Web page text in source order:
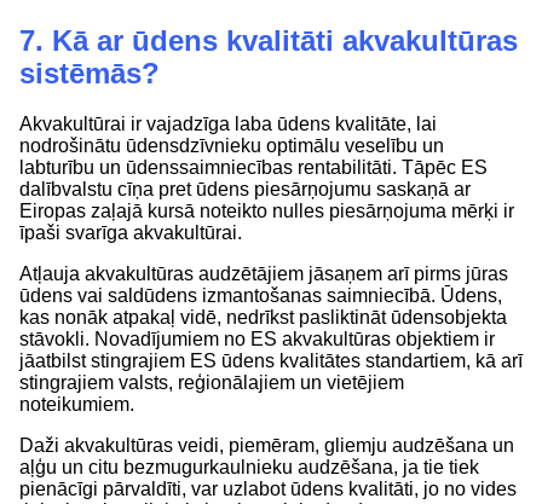
7. Kā ar ūdens kvalitāti akvakultūras
sistēmās?
Akvakultūrai ir vajadzīga laba ūdens kvalitāte, lai
nodrošinātu ūdensdzīvnieku optimālu veselību un
labturību un ūdenssaimniecības rentabilitāti. Tāpēc ES
dalībvalstu cīņa pret ūdens piesārņojumu saskaņā ar
Eiropas zaļajā kursā noteikto nulles piesārņojuma mērķi ir
īpaši svarīga akvakultūrai.
Atļauja akvakultūras audzētājiem jāsaņem arī pirms jūras
ūdens vai saldūdens izmantošanas saimniecībā. Ūdens,
kas nonāk atpakaļ vidē, nedrīkst pasliktināt ūdensobjekta
stāvokli. Novadījumiem no ES akvakultūras objektiem ir
jāatbilst stingrajiem ES ūdens kvalitātes standartiem, kā arī
stingrajiem valsts, reģionālajiem un vietējiem
noteikumiem.
Daži akvakultūras veidi, piemēram, gliemju audzēšana un
aļģu un citu bezmugurkaulnieku audzēšana, ja tie tiek
pienācīgi pārvaldīti, var uzlabot ūdens kvalitāti, jo no vides